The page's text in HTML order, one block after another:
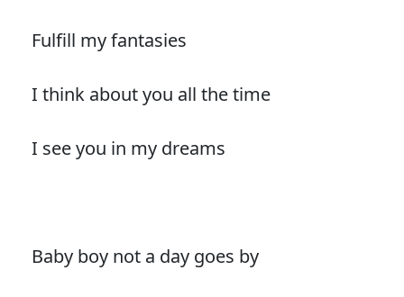
Fulfill my fantasies
I think about you all the time
I see you in my dreams
Baby boy not a day goes by